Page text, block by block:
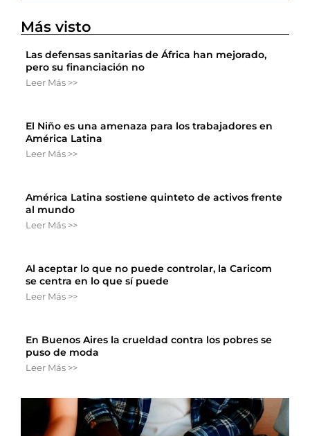
Más visto
Las defensas sanitarias de África han mejorado,
pero su financiación no
Leer Más >>
El Niño es una amenaza para los trabajadores en
América Latina
Leer Más >>
América Latina sostiene quinteto de activos frente
al mundo
Leer Más >>
Al aceptar lo que no puede controlar, la Caricom
se centra en lo que sí puede
Leer Más >>
En Buenos Aires la crueldad contra los pobres se
puso de moda
Leer Más >>